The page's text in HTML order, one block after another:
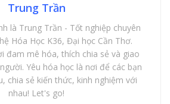
Trung Trần
là Trung Trần - Tốt nghiệp chuyên
Hóa Học K36, Đại học Cần Thơ.
đam mê hóa, thích chia sẻ và giao
Yêu hóa học là nơi để các bạn
chia sẻ kiến thức, kinh nghiệm với
nhau! Let's go!